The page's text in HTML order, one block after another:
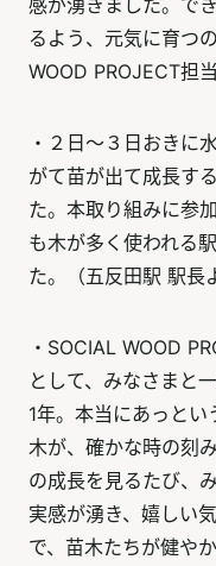
るよう、元気に育つ
WOOD PROJECT担
・２日～３日おきに
がて苗が出て成長す
た。本取り組みに参
も木が多く使われる
た。（五反田駅 駅長
・SOCIAL WOOD
として、みなさまと
1年。本当にあっと
木が、確かな時の刻
の成長を見るたび、
実感が湧き、嬉しい
で、苗木たちが健や